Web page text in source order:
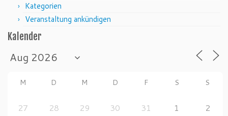
Kategorien
Veranstaltung ankündigen
Kalender
M D M D F S S
27 28 29 30 31 1 2